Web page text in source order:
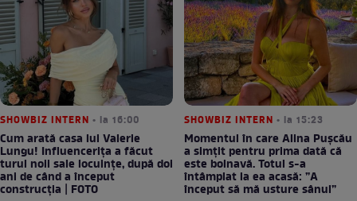
SHOWBIZ INTERN • la 16:00
Cum arată casa lui Valerie
Lungu! Influencerița a făcut
turul noii sale locuințe, după doi
ani de când a început
construcția | FOTO
SHOWBIZ INTERN • la 15:23
Momentul în care Alina Pușcău
a simțit pentru prima dată că
este bolnavă. Totul s-a
întâmplat la ea acasă: ”A
început să mă usture sânul”